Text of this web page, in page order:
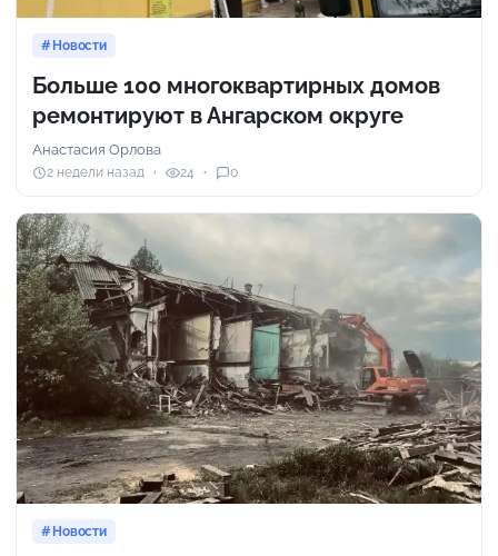
Новости
Больше 100 многоквартирных домов
ремонтируют в Ангарском округе
Анастасия Орлова
2 недели назад 24 0
Новости